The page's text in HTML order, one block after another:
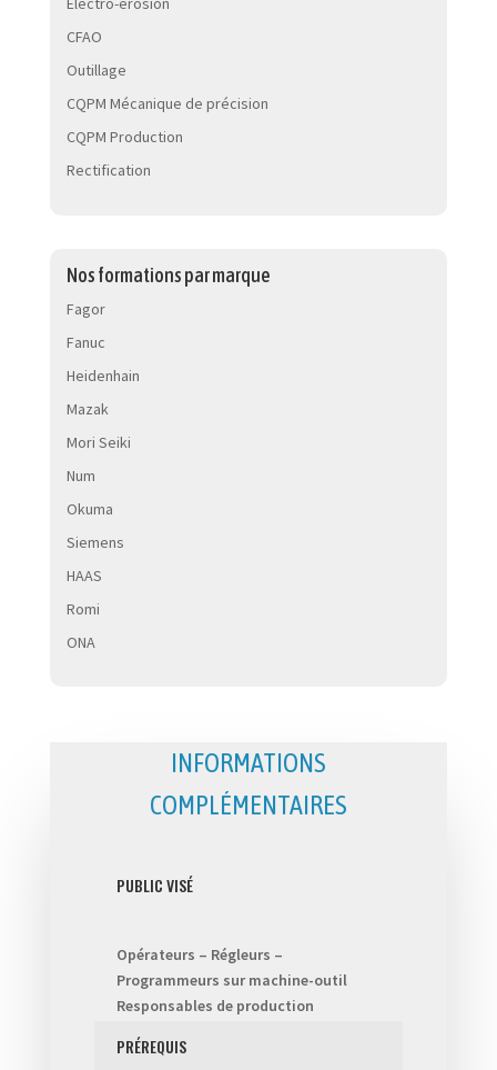
CFAO
Outillage
CQPM Mécanique de précision
CQPM Production
Rectification
Nos formations par marque
Fagor
Fanuc
Heidenhain
Mazak
Mori Seiki
Num
Okuma
Siemens
HAAS
Romi
ONA
INFORMATIONS
COMPLÉMENTAIRES
PUBLIC VISÉ
Opérateurs – Régleurs –
Programmeurs sur machine-outil
Responsables de production
PRÉREQUIS